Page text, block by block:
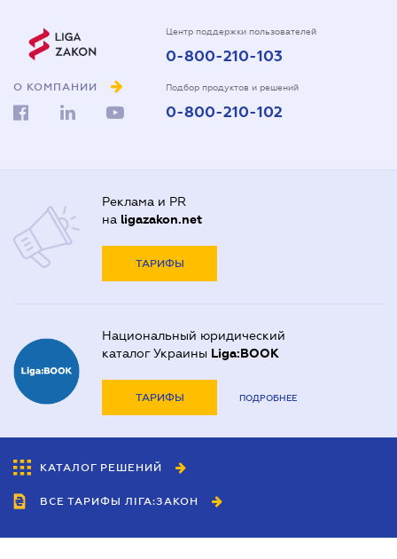
О КОМПАНИИ
Центр поддержки пользователей
0-800-210-103
Подбор продуктов и решений
0-800-210-102
Реклама и PR
на ligazakon.net
ТАРИФЫ
Национальный юридический
каталог Украины Liga:BOOK
ТАРИФЫ ПОДРОБНЕЕ
КАТАЛОГ РЕШЕНИЙ
ВСЕ ТАРИФЫ ЛІГА:ЗАКОН